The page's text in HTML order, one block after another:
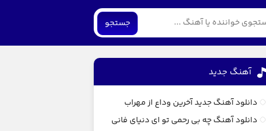
جستجو
آهنگ جديد
دانلود آهنگ جدید آخرین وداع از مهراب
دانلود آهنگ چه بی رحمی تو ای دنیای فانی